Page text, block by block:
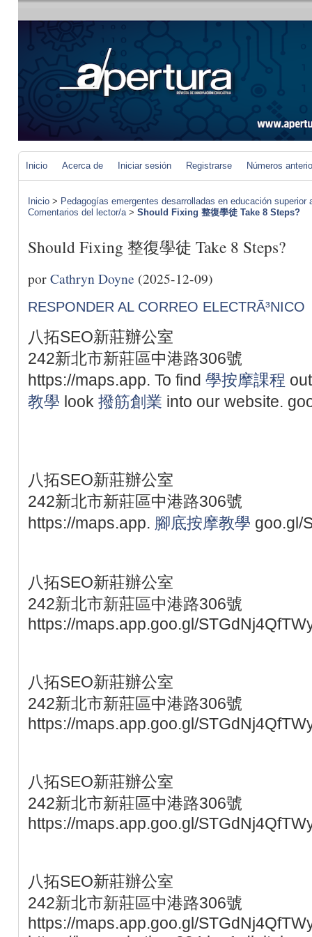
Inicio Acerca de Iniciar sesión Registrarse Números
Inicio > Pedagogías emergentes desarrolladas en educación
Comentarios del lector/a> Should Fixing 整復學徒 Take 8 Steps?
Should Fixing 整復學徒 Take 8 Steps?
porCathryn Doyne (2025-12-09)
RESPONDER AL CORREO ELECTRÃ³NICO
八拓SEO新莊辦公室
242新北市新莊區中港路306號
https://maps.app. To find 學按摩課程
教學 look 撥筋創業 into our website.
八拓SEO新莊辦公室
242新北市新莊區中港路306號
https://maps.app. 腳底按摩教學 goo.gl/
八拓SEO新莊辦公室
242新北市新莊區中港路306號
https://maps.app.goo.gl/
八拓SEO新莊辦公室
242新北市新莊區中港路306號
https://maps.app.goo.gl/
八拓SEO新莊辦公室
242新北市新莊區中港路306號
https://maps.app.goo.gl/
八拓SEO新莊辦公室
242新北市新莊區中港路306號
https://maps.app.goo.gl/